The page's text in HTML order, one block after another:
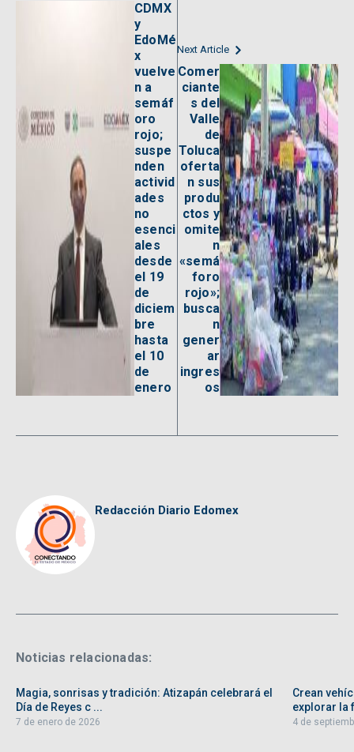
CDMX
y
EdoMé
x
vuelve
n a
semáf
oro
rojo;
suspe
nden
activid
ades
no
esenci
ales
desde
el 19
de
diciem
bre
hasta
el 10
de
enero
Next Article
Comer
ciante
s del
Valle
de
Toluca
oferta
n sus
produ
ctos y
omite
n
«semá
foro
rojo»;
busca
n
gener
ar
ingres
os
Redacción Diario Edomex
Noticias relacionadas:
Magia, sonrisas y tradición: Atizapán celebrará el
Día de Reyes c ...
7 de enero de 2026
Crean
explorar la
4 de